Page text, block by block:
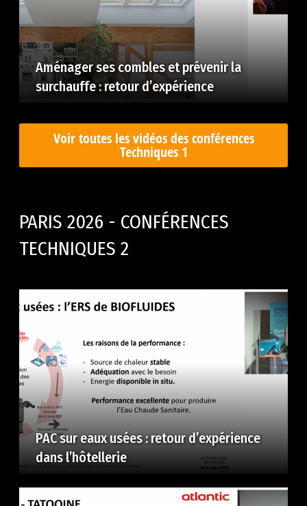
Aménager ses combles et prévenir la
surchauffe : retour d’expérience
Voir toutes les vidéos des conférences
Techniques 1
PARIS 2026 - CONFÉRENCES
TECHNIQUES 2
PAC sur eaux usées : retour d’expérience
dans l’hôtellerie